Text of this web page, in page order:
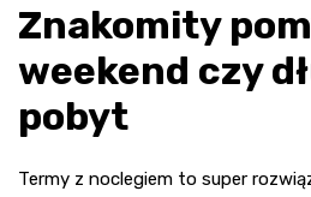
Znakomity
weekend czy
pobyt
Termy z noclegiem to super